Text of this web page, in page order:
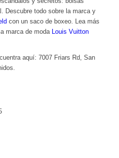
Descubre todo sobre la marca y
con un saco de boxeo. Lea más
marca de moda Louis Vuitton
aquí: 7007 Friars Rd, San